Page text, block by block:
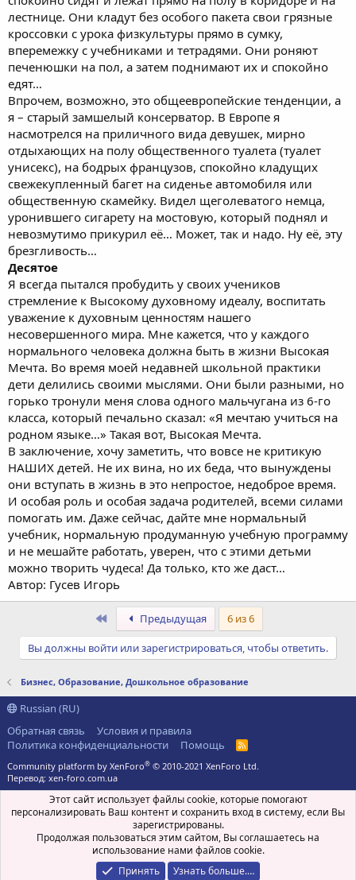
лестнице. Они кладут без особого пакета свои грязные
кроссовки с урока физкультуры прямо в сумку,
вперемежку с учебниками и тетрадями. Они роняют
печенюшки на пол, а затем поднимают их и спокойно
едят…
Впрочем, возможно, это общеевропейские тенденции, а
я – старый замшелый консерватор. В Европе я
насмотрелся на приличного вида девушек, мирно
отдыхающих на полу общественного туалета (туалет
унисекс), на бодрых французов, спокойно кладущих
свежекупленный багет на сиденье автомобиля или
общественную скамейку. Видел щеголеватого немца,
уронившего сигарету на мостовую, который поднял и
невозмутимо прикурил её… Может, так и надо. Ну её, эту
брезгливость…
Десятое
Я всегда пытался пробудить у своих учеников
стремление к Высокому духовному идеалу, воспитать
уважение к духовным ценностям нашего
несовершенного мира. Мне кажется, что у каждого
нормального человека должна быть в жизни Высокая
Мечта. Во время моей недавней школьной практики
дети делились своими мыслями. Они были разными, но
горько тронули меня слова одного мальчугана из 6-го
класса, который печально сказал: «Я мечтаю учиться на
родном языке…» Такая вот, Высокая Мечта.
В заключение, хочу заметить, что вовсе не критикую
НАШИХ детей. Не их вина, но их беда, что вынуждены
они вступать в жизнь в это непростое, недоброе время.
И особая роль и особая задача родителей, всеми силами
помогать им. Даже сейчас, дайте мне нормальный
учебник, нормальную продуманную учебную программу
и не мешайте работать, уверен, что с этими детьми
можно творить чудеса! Да только, кто же даст…
Автор: Гусев Игорь
ПервыйПредыдущая 6 из 6
Вы должны войти или зарегистрироваться, чтобы ответить.
Бизнес, Образование, Дошкольное образование
Russian (RU)
Обратная связь
Условия и правила
Политика конфиденциальности
Помощь
R
S
Community platform by XenForo® © 2010-2021 XenForo Ltd.
Перевод: xen-foro.com.ua
Этот сайт использует файлы cookie, которые помогают
персонализировать Ваш контент и сохранить вход в систему, если Вы
зарегистрированы.
Продолжая пользоваться этим сайтом, Вы соглашаетесь на
использование нами файлов cookie.
Принять
Узнать больше.…